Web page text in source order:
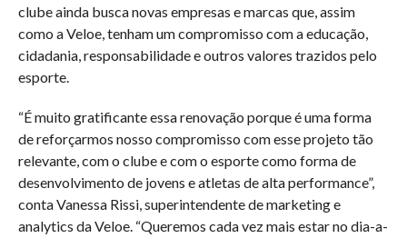
clube ainda busca novas empresas e marcas que, assim
como a Veloe, tenham um compromisso com a educação,
cidadania, responsabilidade e outros valores trazidos pelo
esporte.
“É muito gratificante essa renovação porque é uma forma
de reforçarmos nosso compromisso com esse projeto tão
relevante, com o clube e com o esporte como forma de
desenvolvimento de jovens e atletas de alta performance”,
conta Vanessa Rissi, superintendente de marketing e
analytics da Veloe. “Queremos cada vez mais estar no dia-a-